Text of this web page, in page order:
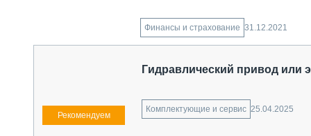
Финансы и страхование 31.12.2021
Гидравлический привод или
Комплектующие и сервис 25.04.2025